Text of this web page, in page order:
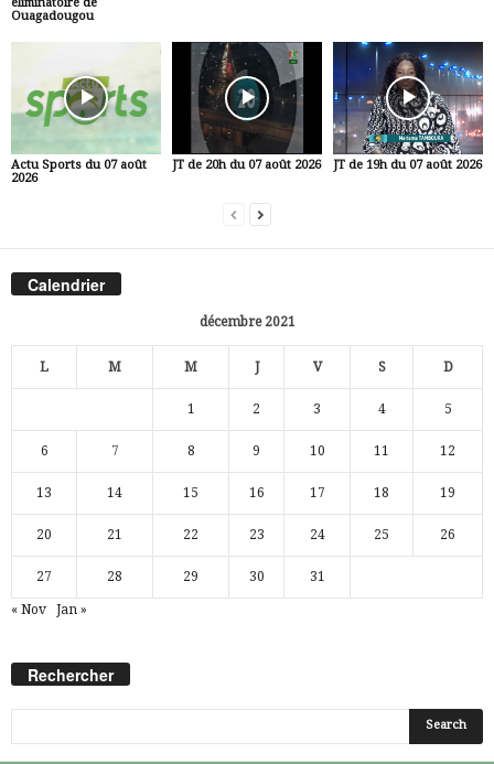
éliminatoire de
Ouagadougou
Actu Sports du 07 août
2026
JT de 20h du 07 août 2026 JT de 19h du 07 août 2026
Calendrier
décembre 2021
L M M J V S D
1 2 3 4 5
6 7 8 9 10 11 12
13 14 15 16 17 18 19
20 21 22 23 24 25 26
27 28 29 30 31
« Nov Jan »
Rechercher